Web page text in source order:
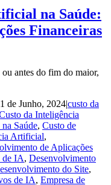
na Saúde:
Financeiras
antes do fim do maior,
de Junho, 2024|custo da
da Inteligência
Saúde, Custo de
Artificial,
de Aplicações
de IA, Desenvolvimento
do Site,
de IA, Empresa de